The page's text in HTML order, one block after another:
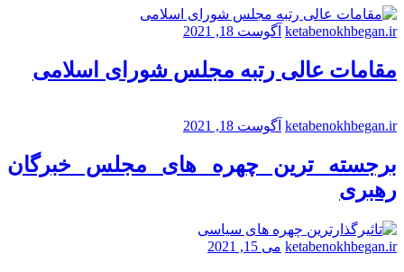
ketabenokhbegan.ir آگوست 18, 2021
مقامات عالی رتبه مجلس شورای اسلامی
ketabenokhbegan.ir آگوست 18, 2021
برجسته ترین چهره های مجلس خبرگان
رهبری
ketabenokhbegan.ir می 15, 2021